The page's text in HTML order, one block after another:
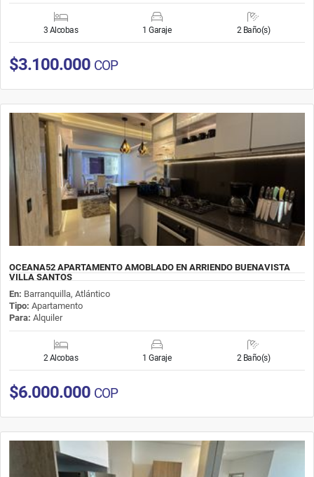
3 Alcobas 1 Garaje 2 Baño(s)
$3.100.000 COP
OCEANA52 APARTAMENTO AMOBLADO EN ARRIENDO BUENAVISTA
VILLA SANTOS
En: Barranquilla, Atlántico
Tipo: Apartamento
Para: Alquiler
2 Alcobas 1 Garaje 2 Baño(s)
$6.000.000 COP